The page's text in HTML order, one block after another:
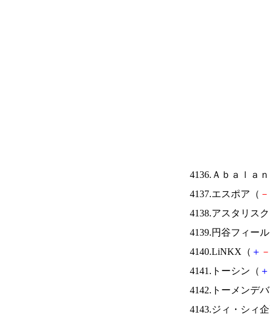
4136.Ａｂａｌａ
4137.エスポア（ －
4138.アスタリス
4139.円谷フィー
4140.LiNKX（ ＋ －
4141.トーシン（ ＋
4142.トーメンデ
4143.ジィ・シィ